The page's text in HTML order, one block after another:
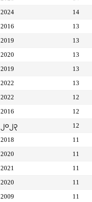
2024
14
2016
13
2019
13
2020
13
2019
13
2022
13
2022
12
2016
12
၂၀၂၃
12
2018
11
2020
11
2021
11
2020
11
2009
11